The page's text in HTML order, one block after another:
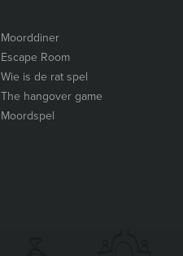
Moorddiner
Escape Room
Wie is de rat spel
The hangover game
Moordspel